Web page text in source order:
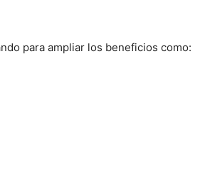
para ampliar los beneficios como: